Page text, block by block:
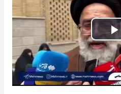
Play
Video